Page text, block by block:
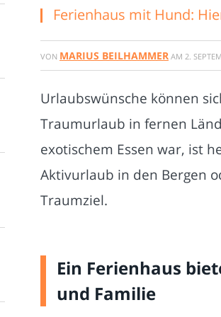
Ferienhaus mit Hund:
VON MARIUS BEILHAMMER AM 2.
Urlaubswünsche können
Traumurlaub in fernen
exotischem Essen war, ist
Aktivurlaub in den Bergen
Traumziel.
Ein Ferienhaus
und Familie